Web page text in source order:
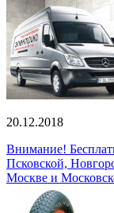
20.12.2018
Внимание!
Псковской,
Москве и